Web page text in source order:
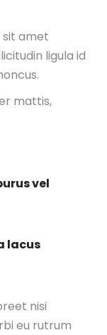
sit amet
ligula id
mattis,
vel
lacus
nisi
eu rutrum